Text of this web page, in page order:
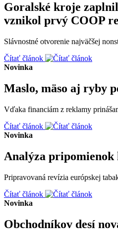
Goralské kroje
vznikol prvý COOP
Slávnostné otvorenie najväčšej
Čítať článok
Novinka
Maslo, mäso aj ryby
Vďaka financiám z reklamy
Čítať článok
Novinka
Analýza
Pripravovaná revízia európskej
Čítať článok
Novinka
Obchodníkov desí